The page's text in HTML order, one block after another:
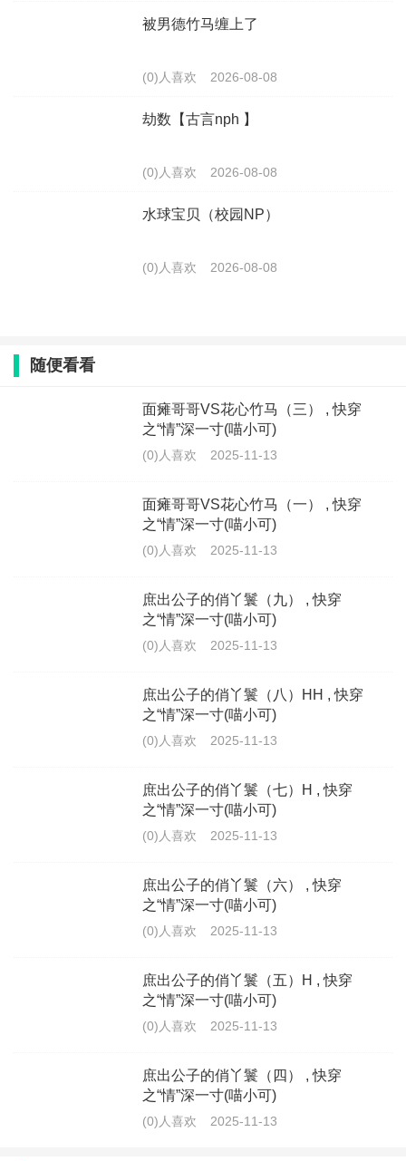
被男德竹马缠上了
(0)人喜欢 2026-08-08
劫数【古言nph 】
(0)人喜欢 2026-08-08
水球宝贝（校园NP）
(0)人喜欢 2026-08-08
随便看看
面瘫哥哥VS花心竹马（三） , 快穿
之“情”深一寸(喵小可)
(0)人喜欢 2025-11-13
面瘫哥哥VS花心竹马（一） , 快穿
之“情”深一寸(喵小可)
(0)人喜欢 2025-11-13
庶出公子的俏丫鬟（九） , 快穿
之“情”深一寸(喵小可)
(0)人喜欢 2025-11-13
庶出公子的俏丫鬟（八）HH , 快穿
之“情”深一寸(喵小可)
(0)人喜欢 2025-11-13
庶出公子的俏丫鬟（七）H , 快穿
之“情”深一寸(喵小可)
(0)人喜欢 2025-11-13
庶出公子的俏丫鬟（六） , 快穿
之“情”深一寸(喵小可)
(0)人喜欢 2025-11-13
庶出公子的俏丫鬟（五）H , 快穿
之“情”深一寸(喵小可)
(0)人喜欢 2025-11-13
庶出公子的俏丫鬟（四） , 快穿
之“情”深一寸(喵小可)
(0)人喜欢 2025-11-13